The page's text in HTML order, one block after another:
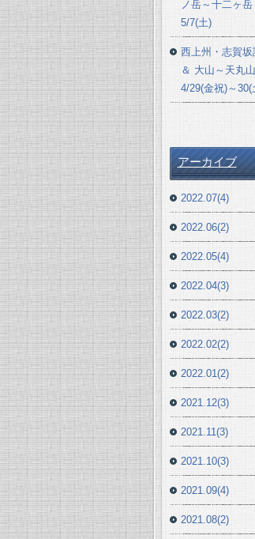
ノ岳～十二ヶ
5/7(土)
西上州・志賀
＆ 大山～天丸
4/29(金祝)～30(
アーカイブ
2022.07(4)
2022.06(2)
2022.05(4)
2022.04(3)
2022.03(2)
2022.02(2)
2022.01(2)
2021.12(3)
2021.11(3)
2021.10(3)
2021.09(4)
2021.08(2)